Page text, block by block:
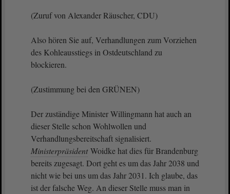
(Zuruf von Alexander Räuscher, CDU)
Also hören Sie auf, Verhandlungen zum Vorziehen
des Kohleausstiegs in Ostdeutschland zu
blockieren.
(Zustimmung bei den GRÜNEN)
Der zuständige Minister Willingmann hat auch an
dieser Stelle schon Wohlwollen und
Verhandlungsbereitschaft signalisiert.
Ministerpräsident Woidke hat dies für Brandenburg
bereits zugesagt. Dort geht es um das Jahr 2038 und
nicht wie bei uns um das Jahr 2031. Ich glaube, das
ist der falsche Weg. An dieser Stelle muss man in